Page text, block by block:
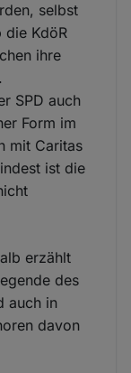
selbst
die KdöR
ihre
SPD auch
Form im
mit Caritas
ist die
erzählt
des
auch in
davon